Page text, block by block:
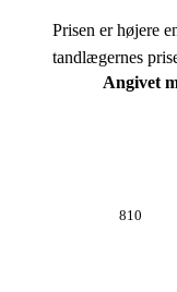
Prisen er højere
tandlægernes
Angivet
810